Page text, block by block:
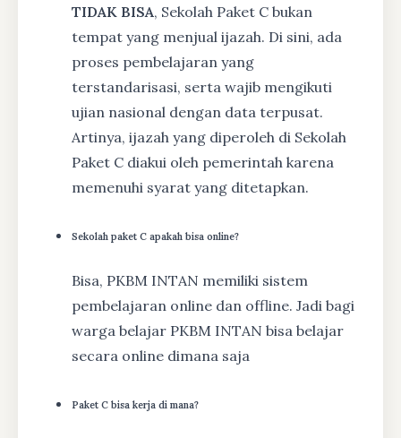
TIDAK BISA, Sekolah Paket C bukan
tempat yang menjual ijazah. Di sini, ada
proses pembelajaran yang
terstandarisasi, serta wajib mengikuti
ujian nasional dengan data terpusat.
Artinya, ijazah yang diperoleh di Sekolah
Paket C diakui oleh pemerintah karena
memenuhi syarat yang ditetapkan.
Sekolah paket C apakah bisa online?
Bisa, PKBM INTAN memiliki sistem
pembelajaran online dan offline. Jadi bagi
warga belajar PKBM INTAN bisa belajar
secara online dimana saja
Paket C bisa kerja di mana?